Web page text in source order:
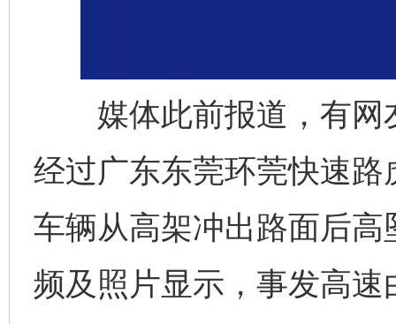
媒体此前报道，有网
经过广东东莞环莞快速
车辆从高架冲出路面后
频及照片显示，事发高